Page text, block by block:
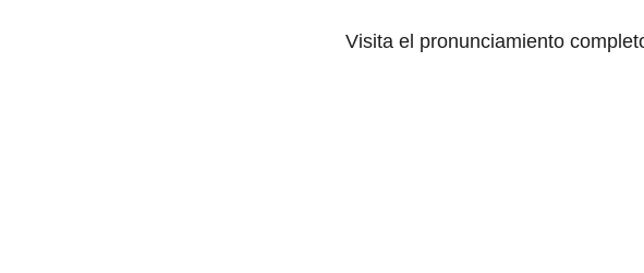
Visita el pronunciamiento